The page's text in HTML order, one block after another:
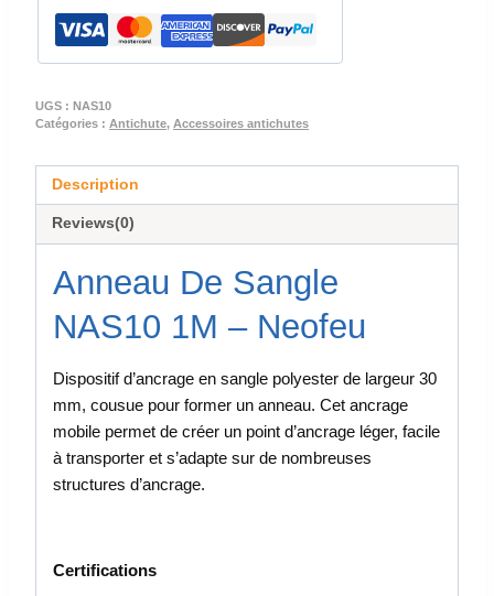
UGS : NAS10
Catégories : Antichute, Accessoires antichutes
Description
Reviews(0)
Anneau De Sangle
NAS10 1M – Neofeu
Dispositif d’ancrage en sangle polyester de largeur 30
mm, cousue pour former un anneau. Cet ancrage
mobile permet de créer un point d’ancrage léger, facile
à transporter et s’adapte sur de nombreuses
structures d’ancrage.
Certifications